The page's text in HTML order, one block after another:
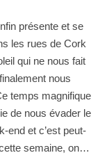
présente et se
les rues de Cork
qui ne nous fait
nous
temps magnifique
de nous évader le
end et c’est peut-
semaine, on…